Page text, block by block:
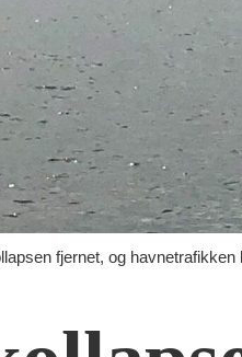
fjernet, og